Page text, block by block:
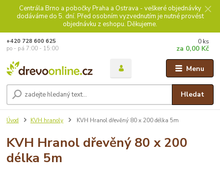
Centrála Brno a pobočky Praha a Ostrava - veškeré objednávky
dodáváme do 5. dní. Před osobním vyzvednutím je nutné provést
objednávku z eshopu. Děkujeme.
Menu
Hledat
+420 728 600 625
po - pá 7:00 - 15:00
0 ks
za 0,00 Kč
Úvod KVH hranoly KVH Hranol dřevěný 80 x 200 délka 5m
KVH Hranol dřevěný 80 x 200
délka 5m